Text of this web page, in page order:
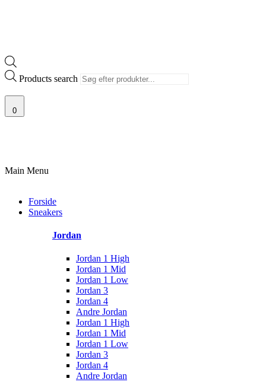
Products search
0
Main Menu
Forside
Sneakers
Jordan
Jordan 1 High
Jordan 1 Mid
Jordan 1 Low
Jordan 3
Jordan 4
Andre Jordan
Jordan 1 High
Jordan 1 Mid
Jordan 1 Low
Jordan 3
Jordan 4
Andre Jordan